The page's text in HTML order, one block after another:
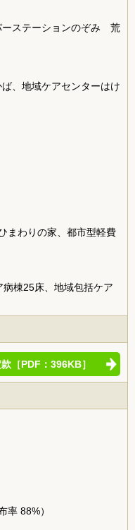
ーステーションのぞみ 荒
、地域ケアセンターはけ
まわりの家、都市型軽費
病棟25床、地域包括ケア
［PDF：396KB］
率 88%）